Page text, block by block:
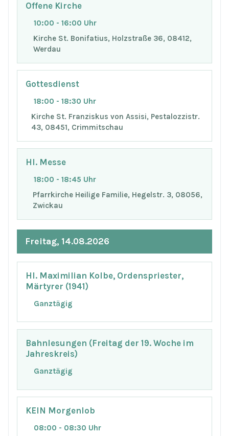
Offene Kirche
10:00 - 16:00 Uhr
Kirche St. Bonifatius, Holzstraße 36, 08412,
Werdau
Gottesdienst
18:00 - 18:30 Uhr
Kirche St. Franziskus von Assisi, Pestalozzistr.
43, 08451, Crimmitschau
Hl. Messe
18:00 - 18:45 Uhr
Pfarrkirche Heilige Familie, Hegelstr. 3, 08056,
Zwickau
Freitag, 14.08.2026
Hl. Maximilian Kolbe, Ordenspriester,
Märtyrer (1941)
Ganztägig
Bahnlesungen (Freitag der 19. Woche im
Jahreskreis)
Ganztägig
KEIN Morgenlob
08:00 - 08:30 Uhr